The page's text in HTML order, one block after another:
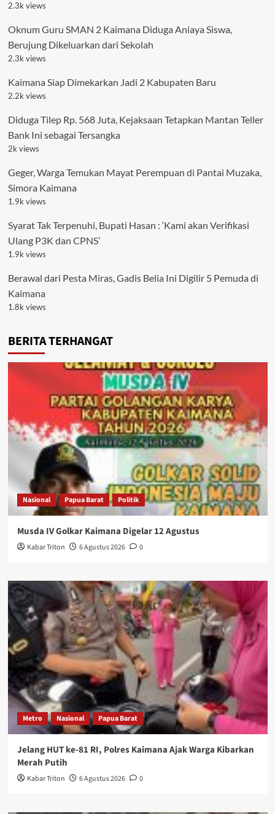
2.3k views
Oknum Guru SMAN 2 Kaimana Diduga Aniaya Siswa,
Berujung Dikeluarkan dari Sekolah
2.3k views
Kaimana Siap Dimekarkan Jadi 2 Kabupaten Baru
2.2k views
Diduga Tilep Rp. 568 Juta, Kejaksaan Tetapkan Mantan Teller
Bank Ini sebagai Tersangka
2k views
Geger, Warga Temukan Mayat Perempuan di Pantai Muzaka,
Simora Kaimana
1.9k views
Syarat Tak Terpenuhi, Bupati Hasan : ‘Kami akan Verifikasi
Ulang P3K dan CPNS’
1.9k views
Berawal dari Pesta Miras, Gadis Belia Ini Digilir 5 Pemuda di
Kaimana
1.8k views
BERITA TERHANGAT
Nasional Papua Barat Politik
Musda IV Golkar Kaimana Digelar 12 Agustus
Kabar Triton 6 Agustus 2026 0
Metro Nasional Papua Barat
Jelang HUT ke-81 RI, Polres Kaimana Ajak Warga Kibarkan
Merah Putih
Kabar Triton 6 Agustus 2026 0